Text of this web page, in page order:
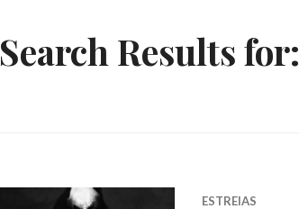
Search Results for:
ESTREIAS